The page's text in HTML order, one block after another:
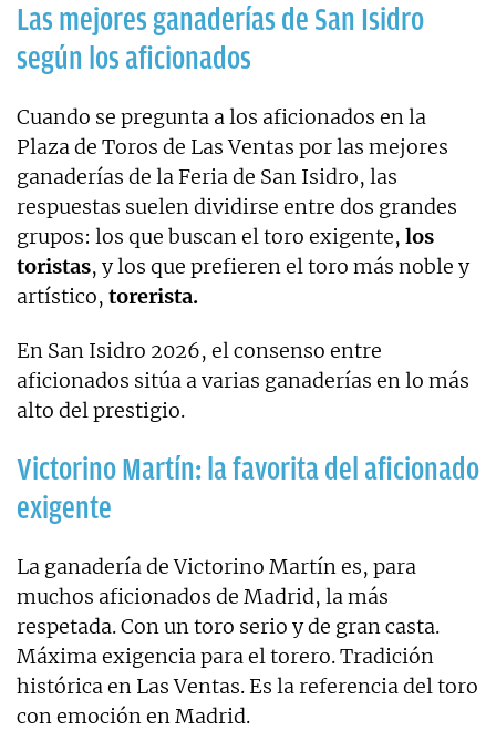
Las mejores ganaderías de San Isidro
según los aficionados
Cuando se pregunta a los aficionados en la
Plaza de Toros de Las Ventas por las mejores
ganaderías de la Feria de San Isidro, las
respuestas suelen dividirse entre dos grandes
grupos: los que buscan el toro exigente, los
toristas, y los que prefieren el toro más noble y
artístico, torerista.
En San Isidro 2026, el consenso entre
aficionados sitúa a varias ganaderías en lo más
alto del prestigio.
Victorino Martín: la favorita del aficionado
exigente
La ganadería de Victorino Martín es, para
muchos aficionados de Madrid, la más
respetada. Con un toro serio y de gran casta.
Máxima exigencia para el torero. Tradición
histórica en Las Ventas. Es la referencia del toro
con emoción en Madrid.